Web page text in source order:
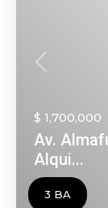
Anterior
$ 1,700,000
Av.
Alqui...
3 BA